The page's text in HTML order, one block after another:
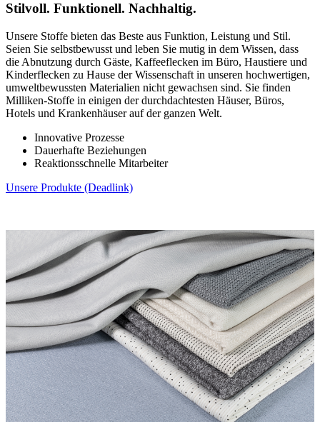
Stilvoll. Funktionell. Nachhaltig.
Unsere Stoffe bieten das Beste aus Funktion, Leistung und Stil.
Seien Sie selbstbewusst und leben Sie mutig in dem Wissen, dass
die Abnutzung durch Gäste, Kaffeeflecken im Büro, Haustiere und
Kinderflecken zu Hause der Wissenschaft in unseren hochwertigen,
umweltbewussten Materialien nicht gewachsen sind. Sie finden
Milliken-Stoffe in einigen der durchdachtesten Häuser, Büros,
Hotels und Krankenhäuser auf der ganzen Welt.
Innovative Prozesse
Dauerhafte Beziehungen
Reaktionsschnelle Mitarbeiter
Unsere Produkte (Deadlink)